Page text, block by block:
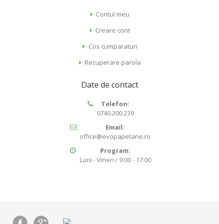
Contul meu
Creare cont
Cos cumparaturi
Recuperare parola
Date de contact
Telefon:
0740.200.239
Email:
office@evopapetarie.ro
Program:
Luni - Vineri / 9:00 - 17:00